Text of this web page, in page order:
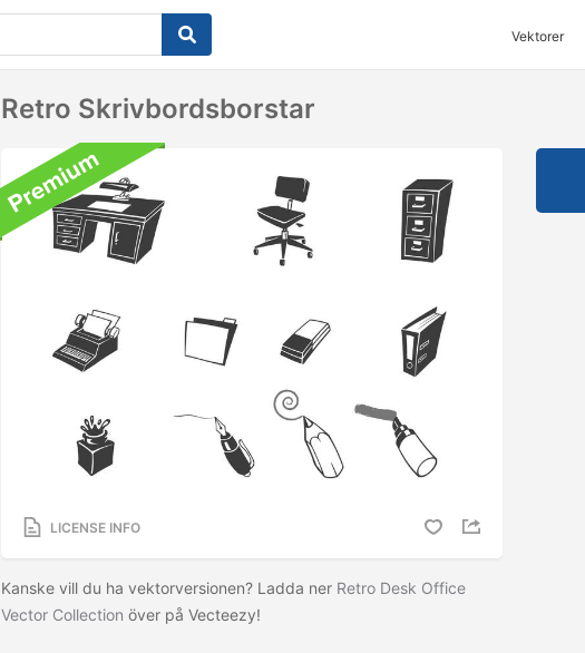
Vektorer
Retro Skrivbordsborstar
LICENSE INFO
Kanske vill du ha vektorversionen? Ladda ner Retro Desk Office
Vector Collection över på Vecteezy!